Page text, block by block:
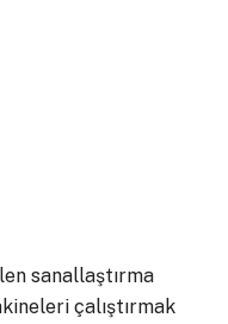
sanallaştırma
çalıştırmak